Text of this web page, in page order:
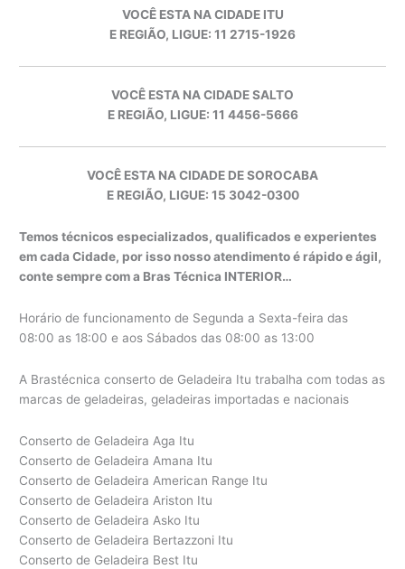
VOCÊ ESTA NA CIDADE ITU
E REGIÃO, LIGUE: 11 2715-1926
VOCÊ ESTA NA CIDADE SALTO
E REGIÃO, LIGUE: 11 4456-5666
VOCÊ ESTA NA CIDADE DE SOROCABA
E REGIÃO, LIGUE: 15 3042-0300
Temos técnicos especializados, qualificados e experientes
em cada Cidade, por isso nosso atendimento é rápido e ágil,
conte sempre com a Bras Técnica INTERIOR…
Horário de funcionamento de Segunda a Sexta-feira das
08:00 as 18:00 e aos Sábados das 08:00 as 13:00
A Brastécnica conserto de Geladeira Itu trabalha com todas as
marcas de geladeiras, geladeiras importadas e nacionais
Conserto de Geladeira Aga Itu
Conserto de Geladeira Amana Itu
Conserto de Geladeira American Range Itu
Conserto de Geladeira Ariston Itu
Conserto de Geladeira Asko Itu
Conserto de Geladeira Bertazzoni Itu
Conserto de Geladeira Best Itu